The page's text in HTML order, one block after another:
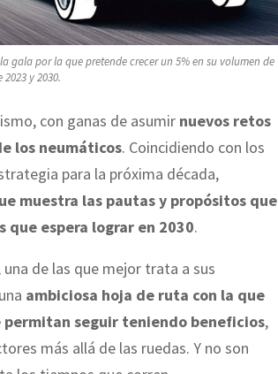
gala por la que pretende crecer un 5% en su volumen de
y 2030.
con ganas de asumir nuevos retos
los neumáticos. Coincidiendo con los
para la próxima década,
muestra las pautas y propósitos que
que espera lograr en 2030.
de las que mejor trata a sus
ambiciosa hoja de ruta con la que
permitan seguir teniendo beneficios,
más allá de las ruedas. Y no son